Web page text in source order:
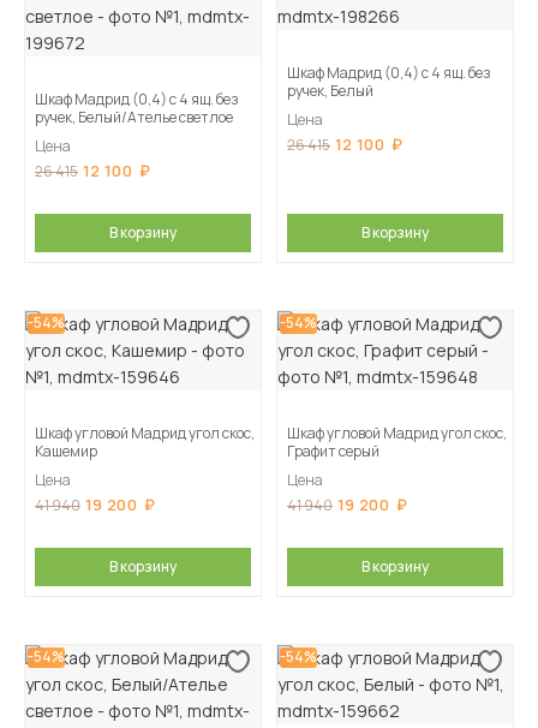
Шкаф Мадрид (0,4) с 4 ящ. без
ручек, Белый/Ателье светлое
Цена
26 415 12 100
В корзину
Шкаф Мадрид (0,4) с 4 ящ. без
ручек, Белый
Цена
26 415 12 100
В корзину
-54%
Шкаф угловой Мадрид угол скос,
Кашемир
Цена
41 940 19 200
В корзину
-54%
Шкаф угловой Мадрид угол скос,
Графит серый
Цена
41 940 19 200
В корзину
-54% -54%